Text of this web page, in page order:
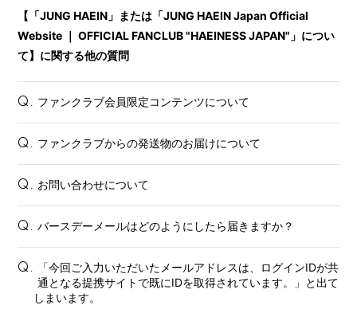
会員登録 ログイン
FANCLUB
Gallery
from. HAEIN
【「JUNG HAEIN」または「JUNG HAEIN Japan Official
Website ｜ OFFICIAL FANCLUB "HAEINESS JAPAN"」につい
て】に関する他の質問
Q. ファンクラブ会員限定コンテンツについて
Q. ファンクラブからの発送物のお届けについて
Q. お問い合わせについて
Q. バースデーメールはどのようにしたら届きますか？
Q.
「今回ご入力いただいたメールアドレスは、ログインIDが共
通となる提携サイトで既にIDを取得されています。」と出て
しまいます。